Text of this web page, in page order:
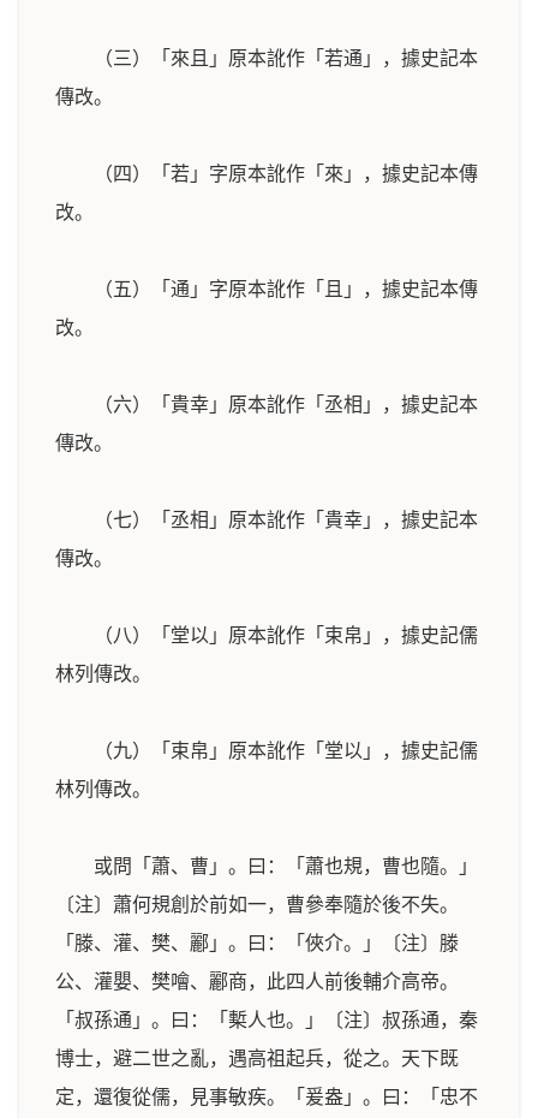
（三）「來且」原本訛作「若通」，據史記本
傳改。
（四）「若」字原本訛作「來」，據史記本傳
改。
（五）「通」字原本訛作「且」，據史記本傳
改。
（六）「貴幸」原本訛作「丞相」，據史記本
傳改。
（七）「丞相」原本訛作「貴幸」，據史記本
傳改。
（八）「堂以」原本訛作「束帛」，據史記儒
林列傳改。
（九）「束帛」原本訛作「堂以」，據史記儒
林列傳改。
或問「蕭、曹」。曰：「蕭也規，曹也隨。」
〔注〕蕭何規創於前如一，曹參奉隨於後不失。
「滕、灌、樊、酈」。曰：「俠介。」
〔注〕滕
公、灌嬰、樊噲、酈商，此四人前後輔介高帝。
「叔孫通」。曰：「槧人也。」
〔注〕叔孫通，秦
博士，避二世之亂，遇高祖起兵，從之。天下既
定，還復從儒，見事敏疾。
「爰盎」。曰：「忠不